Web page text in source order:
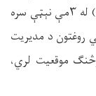
۳مې نېټې سره
روغتون د مدیریت
موقعیت لري،